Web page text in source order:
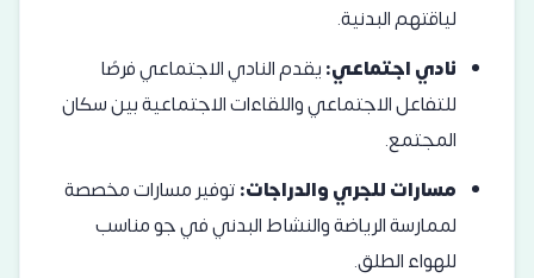
لياقتهم البدنية.
نادي اجتماعي:يقدم النادي الاجتماعي فرصًا
للتفاعل الاجتماعي واللقاءات الاجتماعية بين سكان
المجتمع.
مسارات للجري والدراجات:توفير مسارات مخصصة
لممارسة الرياضة والنشاط البدني في جو مناسب
للهواء الطلق.